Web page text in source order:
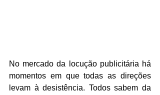
No mercado da locução publicitária há
momentos em que todas as direções
levam à desistência. Todos sabem da